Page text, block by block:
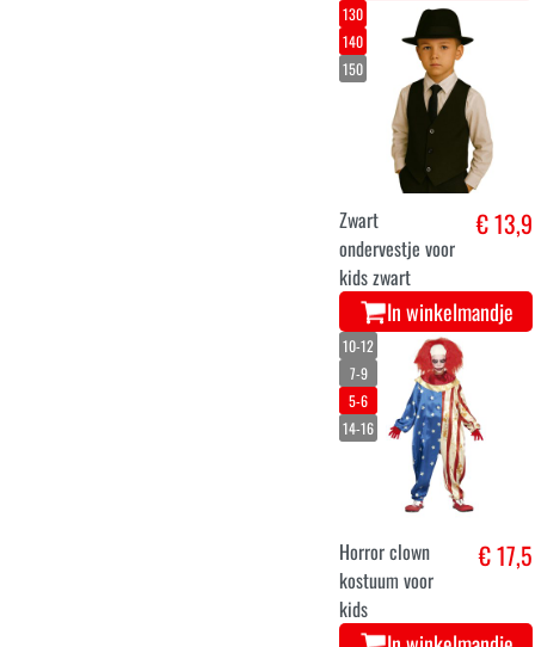
130
140
150
Zwart
ondervestje voor
kids zwart
€ 13,9
In winkelmandje
10-12
7-9
5-6
14-16
Horror clown
kostuum voor
kids
€ 17,5